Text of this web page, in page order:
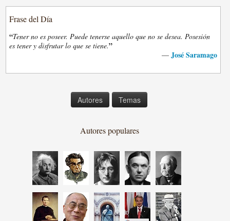
Frase del Día
“Tener no es poseer. Puede tenerse aquello que no se desea. Posesión
es tener y disfrutar lo que se tiene.”
— José Saramago
Autores Temas
Autores populares